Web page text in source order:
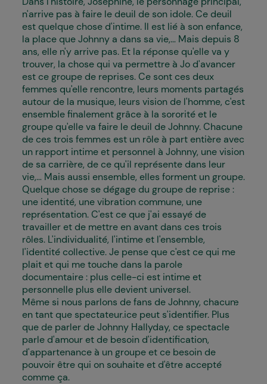
n'arrive pas à faire le deuil de son idole. Ce deuil
est quelque chose d'intime. Il est lié à son enfance,
la place que Johnny a dans sa vie,... Mais depuis 8
ans, elle n'y arrive pas. Et la réponse qu'elle va y
trouver, la chose qui va permettre à Jo d'avancer
est ce groupe de reprises. Ce sont ces deux
femmes qu'elle rencontre, leurs moments partagés
autour de la musique, leurs vision de l'homme, c'est
ensemble finalement grâce à la sororité et le
groupe qu'elle va faire le deuil de Johnny. Chacune
de ces trois femmes est un rôle à part entière avec
un rapport intime et personnel à Johnny, une vision
de sa carrière, de ce qu'il représente dans leur
vie,... Mais aussi ensemble, elles forment un groupe.
Quelque chose se dégage du groupe de reprise :
une identité, une vibration commune, une
représentation. C'est ce que j'ai essayé de
travailler et de mettre en avant dans ces trois
rôles. L'individualité, l'intime et l'ensemble,
l'identité collective. Je pense que c'est ce qui me
plait et qui me touche dans la parole
documentaire : plus celle-ci est intime et
personnelle plus elle devient universel.
Même si nous parlons de fans de Johnny, chacun·e
en tant que spectateur.ice peut s'identifier. Plus
que de parler de Johnny Hallyday, ce spectacle
parle d'amour et de besoin d'identification,
d'appartenance à un groupe et ce besoin de
pouvoir être qui on souhaite et d'être accepté
comme ça.